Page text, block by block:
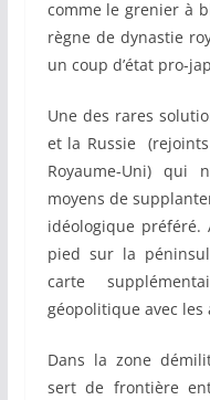
comme le grenier à
règne de dynastie
un coup d’état pro-
Une des rares
et la Russie
Royaume-Uni) qui
moyens de
idéologique préféré.
pied sur la
carte
géopolitique avec les
Dans la zone
sert de frontière